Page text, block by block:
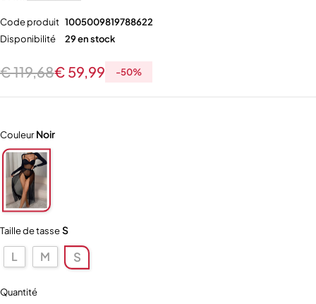
Code produit 1005009819788622
Disponibilité
29 en stock
€119,68€ 59,99 -50%
Couleur Noir
Taille de tasseS
L M S
Quantité